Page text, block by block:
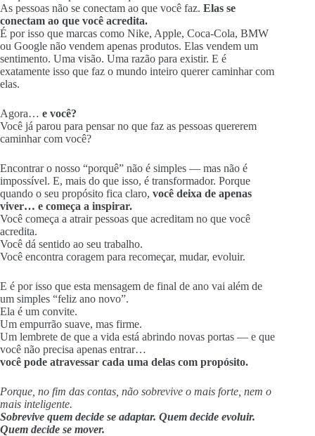
As pessoas não se conectam ao que você faz. Elas se
conectam ao que você acredita.
É por isso que marcas como Nike, Apple, Coca-Cola, BMW
ou Google não vendem apenas produtos. Elas vendem um
sentimento. Uma visão. Uma razão para existir. E é
exatamente isso que faz o mundo inteiro querer caminhar com
elas.
Agora… e você?
Você já parou para pensar no que faz as pessoas quererem
caminhar com você?
Encontrar o nosso “porquê” não é simples — mas não é
impossível. E, mais do que isso, é transformador. Porque
quando o seu propósito fica claro, você deixa de apenas
viver… e começa a inspirar.
Você começa a atrair pessoas que acreditam no que você
acredita.
Você dá sentido ao seu trabalho.
Você encontra coragem para recomeçar, mudar, evoluir.
E é por isso que esta mensagem de final de ano vai além de
um simples “feliz ano novo”.
Ela é um convite.
Um empurrão suave, mas firme.
Um lembrete de que a vida está abrindo novas portas — e que
você não precisa apenas entrar…
você pode atravessar cada uma delas com propósito.
Porque, no fim das contas, não sobrevive o mais forte, nem o
mais inteligente.
Sobrevive quem decide se adaptar. Quem decide evoluir.
Quem decide se mover.